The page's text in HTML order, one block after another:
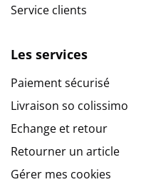
Service clients
Les services
Paiement sécurisé
Livraison so colissimo
Echange et retour
Retourner un article
Gérer mes cookies